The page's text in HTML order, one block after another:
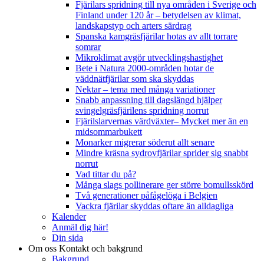
Fjärilars spridning till nya områden i Sverige och
Finland under 120 år– betydelsen av klimat,
landskapstyp och arters särdrag
Spanska kamgräsfjärilar hotas av allt torrare
somrar
Mikroklimat avgör utvecklingshastighet
Bete i Natura 2000-områden hotar de
väddnätfjärilar som ska skyddas
Nektar – tema med många variationer
Snabb anpassning till dagslängd hjälper
svingelgräsfjärilens spridning norrut
Fjärilslarvernas värdväxter– Mycket mer än en
midsommarbukett
Monarker migrerar söderut allt senare
Mindre kräsna sydrovfjärilar sprider sig snabbt
norrut
Vad tittar du på?
Många slags pollinerare ger större bomullsskörd
Två generationer påfågelöga i Belgien
Vackra fjärilar skyddas oftare än alldagliga
Kalender
Anmäl dig här!
Din sida
Om oss Kontakt och bakgrund
Bakgrund